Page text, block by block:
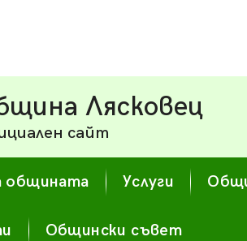
Лясковец
сайт
общината Услуги
Общински съвет